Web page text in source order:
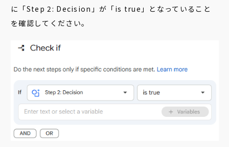
に「Step 2: Decision」が「is true」となっていること
を確認してください。